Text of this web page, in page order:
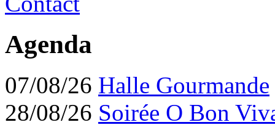
Agenda
07/08/26 Halle Gourmande
28/08/26 Soirée O Bon